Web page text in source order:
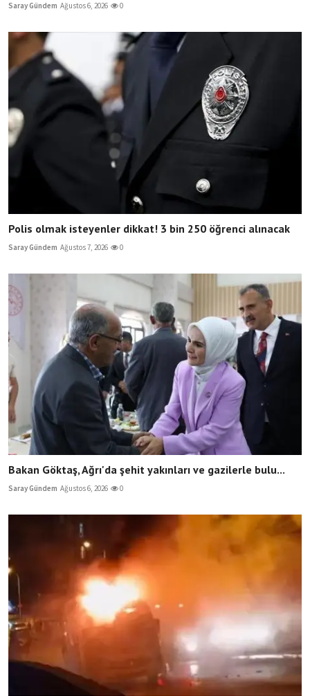
Saray Gündem Ağustos 6, 2026 0
Polis olmak isteyenler dikkat! 3 bin 250 öğrenci alınacak
Saray Gündem Ağustos 7, 2026 0
Bakan Göktaş, Ağrı'da şehit yakınları ve gazilerle bulu...
Saray Gündem Ağustos 6, 2026 0